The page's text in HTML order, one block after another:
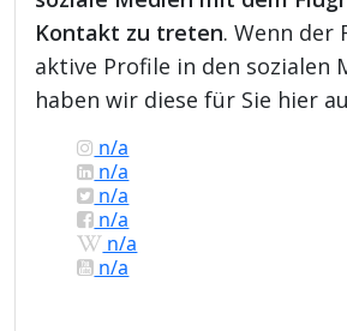
Kontakt zu treten. Wenn der
aktive Profile in den sozialen
haben wir diese für Sie hier
n/a
n/a
n/a
n/a
n/a
n/a